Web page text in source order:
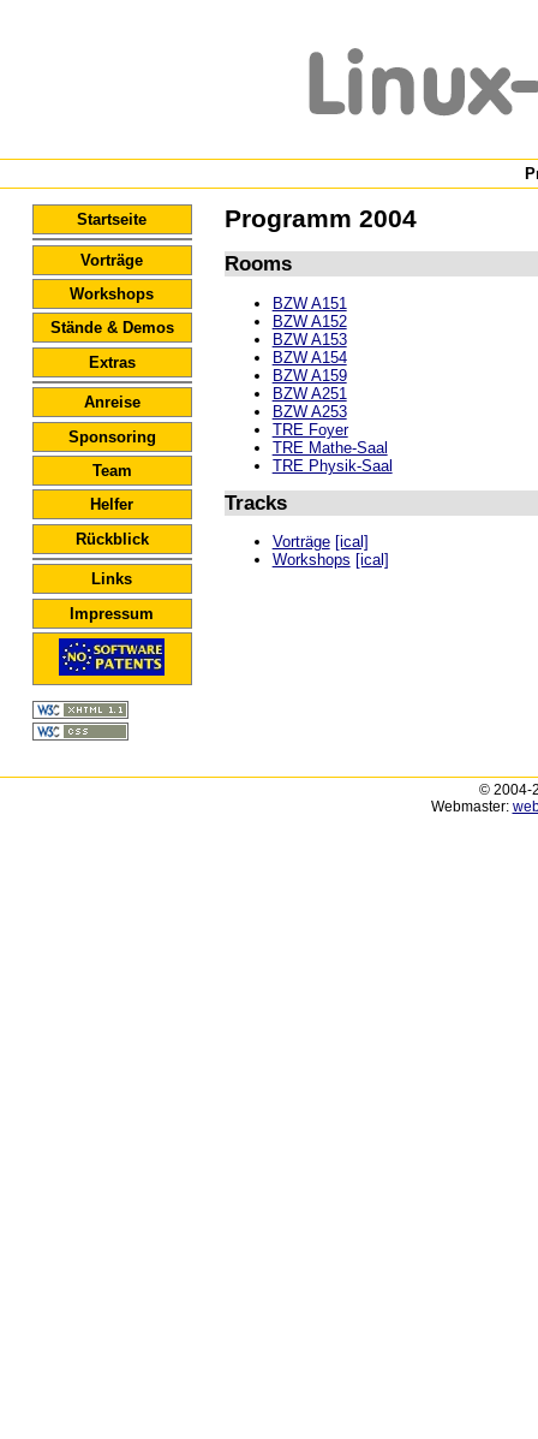
Startseite
Vorträge
Workshops
Stände & Demos
Extras
Anreise
Sponsoring
Team
Helfer
Rückblick
Links
Impressum
Programm 2004
Rooms
BZW A151
BZW A152
BZW A153
BZW A154
BZW A159
BZW A251
BZW A253
TRE Foyer
TRE Mathe-Saal
TRE Physik-Saal
Tracks
Vorträge [ical]
Workshops [ical]
© 2004-
Webmaster: